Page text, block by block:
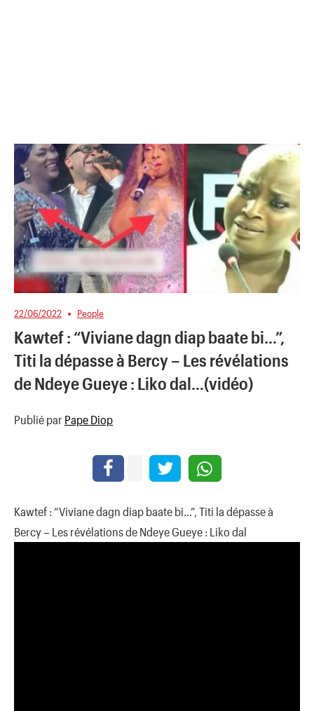
22/06/2022 People
Kawtef : “Viviane dagn diap baate bi…”,
Titi la dépasse à Bercy – Les révélations
de Ndeye Gueye : Liko dal…(vidéo)
Publié par Pape Diop
Kawtef : “Viviane dagn diap baate bi…”, Titi la dépasse à
Bercy – Les révélations de Ndeye Gueye : Liko dal